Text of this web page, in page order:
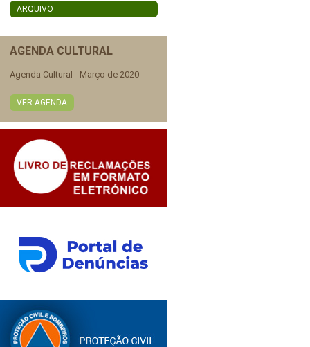
ARQUIVO
AGENDA CULTURAL
Agenda Cultural - Março de 2020
VER AGENDA